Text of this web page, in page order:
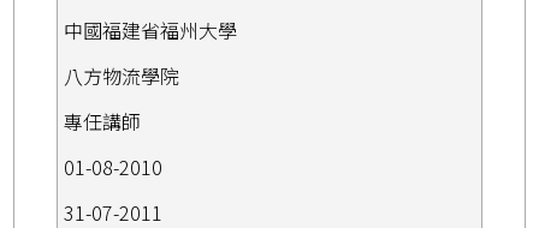
中國福建省福州大學
八方物流學院
專任講師
01-08-2010
31-07-2011